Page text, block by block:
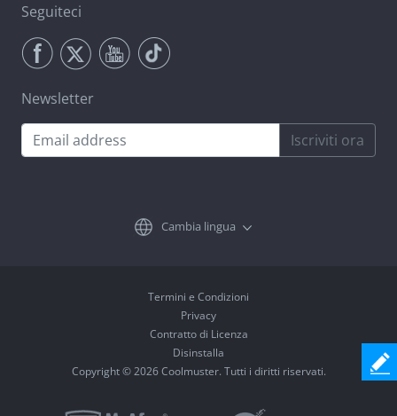
Seguiteci
Newsletter
Iscriviti ora
Cambia lingua
Termini e Condizioni
Privacy
Contratto di Licenza
Disinstalla
Copyright © 2026 Coolmuster. Tutti i diritti riservati.